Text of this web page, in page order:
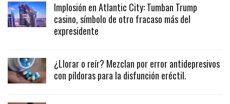
Implosión en Atlantic City: Tumban Trump
casino, símbolo de otro fracaso más del
expresidente
¿Llorar o reír? Mezclan por error antidepresivos
con píldoras para la disfunción eréctil.